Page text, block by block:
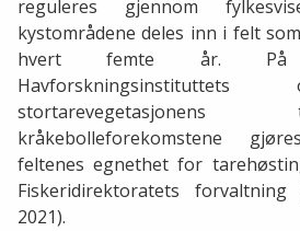
reguleres gjennom
kystområdene deles inn i felt
hvert femte år. På
kråkebolleforekomstene
feltenes egnethet for
Fiskeridirektoratets
2021).